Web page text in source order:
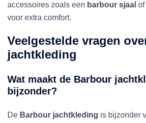
accessoires zoals een barbour sjaal of
voor extra comfort.
Veelgestelde vragen
jachtkleding
Wat maakt de Barbour
bijzonder?
De Barbour jachtkleding is bijzonder